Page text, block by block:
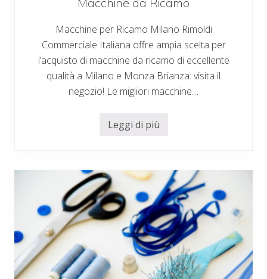
l
Macchine per Ricamo Milano Rimoldi
Commerciale Italiana offre ampia scelta per
l’acquisto di macchine da ricamo di eccellente
qualità a Milano e Monza Brianza: visita il
negozio! Le migliori macchine…
M
h
i
n
e
d
a
R
i
c
a
m
o
Leggi di più